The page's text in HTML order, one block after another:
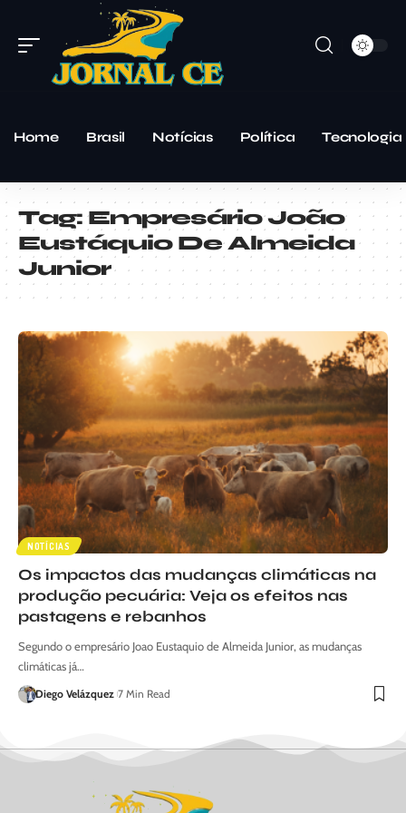
Home Brasil Notícias Política Tecnologia
Tag:Empresário João
Eustáquio De Almeida
Junior
NOTÍCIAS
Os impactos das mudanças climáticas na
produção pecuária: Veja os efeitos nas
pastagens e rebanhos
Segundo o empresário Joao Eustaquio de Almeida Junior, as mudanças
climáticas já…
Diego Velázquez 7 Min Read